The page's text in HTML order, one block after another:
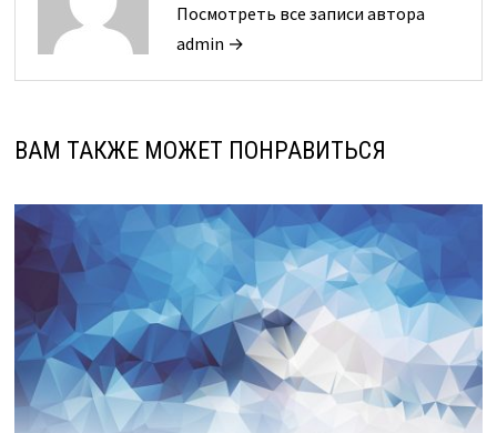
Посмотреть все записи автора
admin →
ВАМ ТАКЖЕ МОЖЕТ ПОНРАВИТЬСЯ